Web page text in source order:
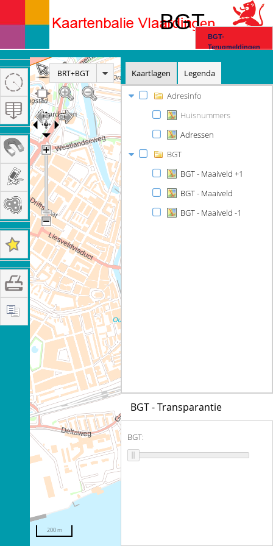
Kaartlagen Legenda
Adresinfo
Huisnummers
Adressen
BGT
BGT - Maaiveld +1
BGT - Maaiveld
BGT - Maaiveld -1
BGT - Transparantie
BGT:
200 m
BRT+BGT
BGT
BGT-
Terugmeldingen